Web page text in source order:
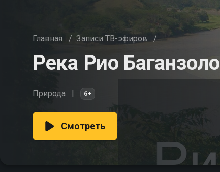
Главная / Записи ТВ-эфиров /
Река Рио Баганзоло
Природа 6+
Смотреть